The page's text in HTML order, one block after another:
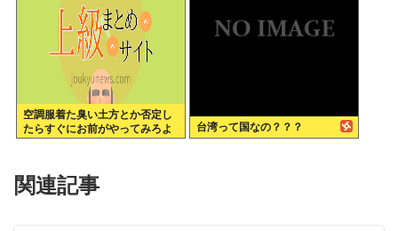
空調服着た臭い土方とか否定し
たらすぐにお前がやってみろよ
台湾って国なの？？？
関連記事